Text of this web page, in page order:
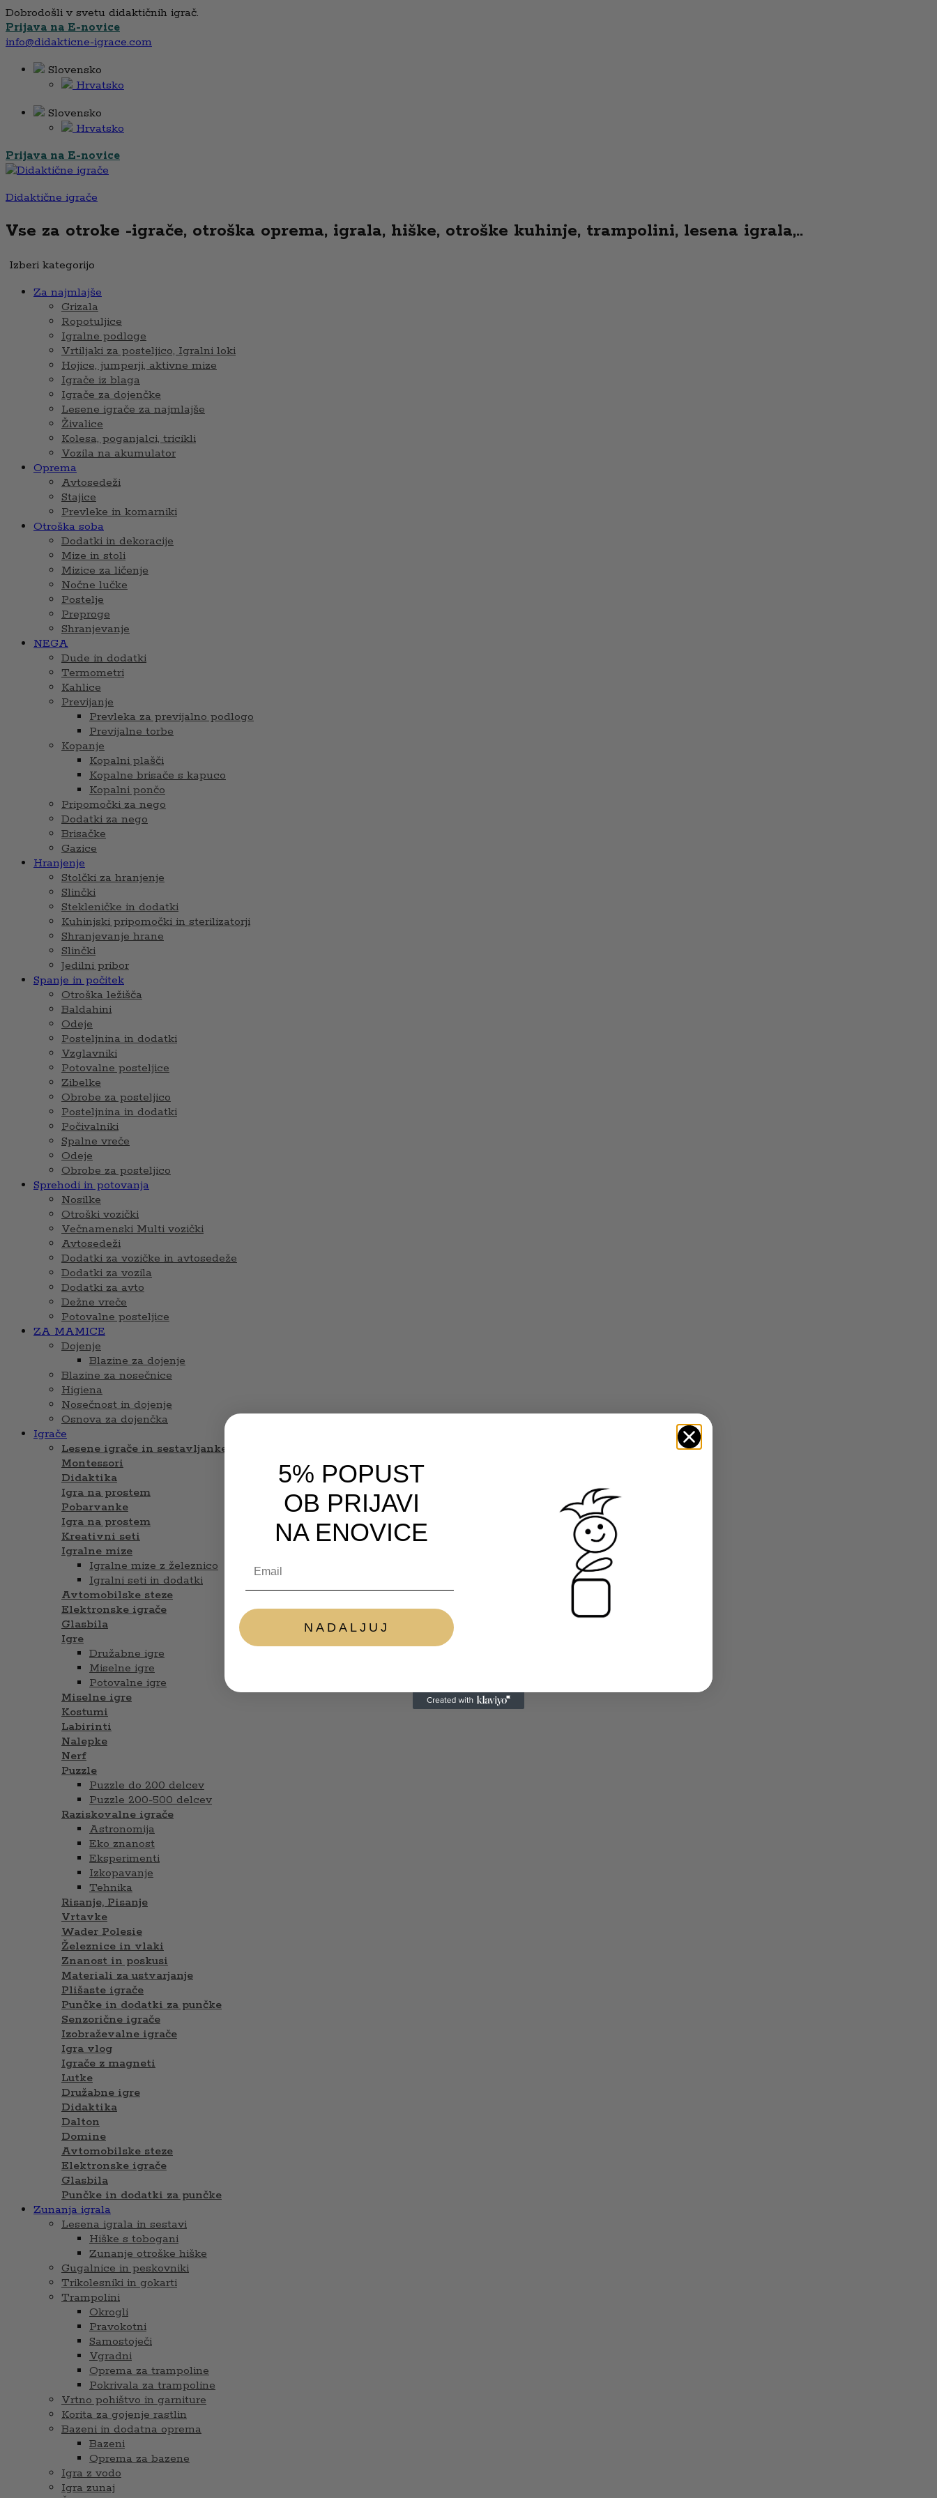
Dobrodošli v svetu didaktičnih igrač.
Prijava na E-novice
info@didakticne-igrace.com
Slovensko
Hrvatsko
Slovensko
Hrvatsko
Prijava na E-novice
Didaktične igrače
Vse za otroke -igrače, otroška oprema, igrala, hiške, otroške kuhinje, trampolini, lesena igrala,..
Izberi kategorijo
Za najmlajše
Grizala
Ropotuljice
Igralne podloge
Vrtiljaki za posteljico, Igralni loki
Hojice, jumperji, aktivne mize
Igrače iz blaga
Igrače za dojenčke
Lesene igrače za najmlajše
Živalice
Kolesa, poganjalci, tricikli
Vozila na akumulator
Oprema
Avtosedeži
Stajice
Prevleke in komarniki
Otroška soba
Dodatki in dekoracije
Mize in stoli
Mizice za ličenje
Nočne lučke
Postelje
Preproge
Shranjevanje
NEGA
Dude in dodatki
Termometri
Kahlice
Previjanje
Prevleka za previjalno podlogo
Previjalne torbe
Kopanje
Kopalni plašči
Kopalne brisače s kapuco
Kopalni pončo
Pripomočki za nego
Dodatki za nego
Brisačke
Gazice
Hranjenje
Stolčki za hranjenje
Slinčki
Stekleničke in dodatki
Kuhinjski pripomočki in sterilizatorji
Shranjevanje hrane
Slinčki
Jedilni pribor
Spanje in počitek
Otroška ležišča
Baldahini
Odeje
Posteljnina in dodatki
Vzglavniki
Potovalne posteljice
Zibelke
Obrobe za posteljico
Posteljnina in dodatki
Počivalniki
Spalne vreče
Odeje
Obrobe za posteljico
Sprehodi in potovanja
Nosilke
Otroški vozički
Večnamenski Multi vozički
Avtosedeži
Dodatki za vozičke in avtosedeže
Dodatki za vozila
Dodatki za avto
Dežne vreče
Potovalne posteljice
ZA MAMICE
Dojenje
Blazine za dojenje
Blazine za nosečnice
Higiena
Nosečnost in dojenje
Osnova za dojenčka
Igrače
Lesene igrače in sestavljanke
Montessori
Didaktika
Igra na prostem
Pobarvanke
Igra na prostem
Kreativni seti
Igralne mize
Igralne mize z železnico
Igralni seti in dodatki
Avtomobilske steze
Elektronske igrače
Glasbila
Igre
Družabne igre
Miselne igre
Potovalne igre
Miselne igre
Kostumi
Labirinti
Nalepke
Nerf
Puzzle
Puzzle do 200 delcev
Puzzle 200-500 delcev
Raziskovalne igrače
Astronomija
Eko znanost
Eksperimenti
Izkopavanje
Tehnika
Risanje, Pisanje
Vrtavke
Wader Polesie
Železnice in vlaki
Znanost in poskusi
Materiali za ustvarjanje
Plišaste igrače
Punčke in dodatki za punčke
Senzorične igrače
Izobraževalne igrače
Igra vlog
Igrače z magneti
Lutke
Družabne igre
Didaktika
Dalton
Domine
Avtomobilske steze
Elektronske igrače
Glasbila
Punčke in dodatki za punčke
Zunanja igrala
Lesena igrala in sestavi
Hiške s tobogani
Zunanje otroške hiške
Gugalnice in peskovniki
Trikolesniki in gokarti
Trampolini
Okrogli
Pravokotni
Samostoječi
Vgradni
Oprema za trampoline
Pokrivala za trampoline
Vrtno pohištvo in garniture
Korita za gojenje rastlin
Bazeni in dodatna oprema
Bazeni
Oprema za bazene
Igra z vodo
Igra zunaj
5% POPUST
OB PRIJAVI
NA ENOVICE
NADALJUJ